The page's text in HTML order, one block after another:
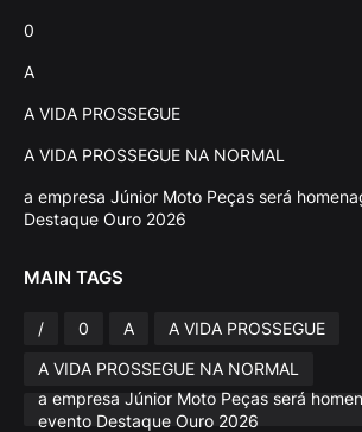
0
A
A VIDA PROSSEGUE
A VIDA PROSSEGUE NA NORMAL
a empresa Júnior Moto Peças será
Destaque Ouro 2026
MAIN TAGS
/ 0 A
A VIDA PROSSEGUE
A VIDA PROSSEGUE NA NORMAL
a empresa Júnior Moto Peças será
evento Destaque Ouro 2026